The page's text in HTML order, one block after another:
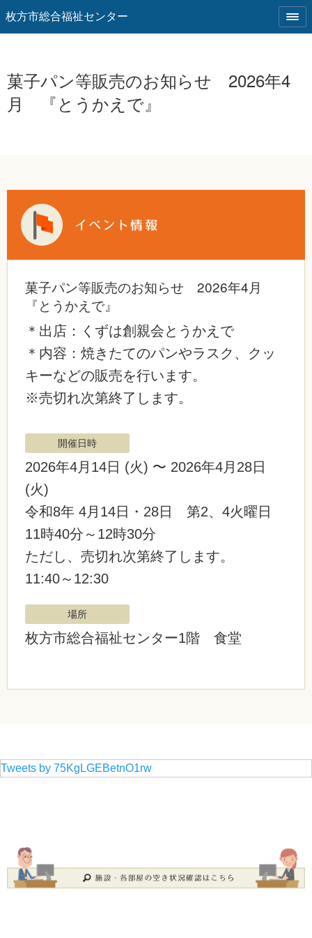
枚方市総合福祉センター
菓子パン等販売のお知らせ 2026年4
月 『とうかえで』
菓子パン等販売のお知らせ 2026年4月
『とうかえで』
＊出店：くずは創親会とうかえで
＊内容：焼きたてのパンやラスク、クッ
キーなどの販売を行います。
※売切れ次第終了します。
開催日時
2026年4月14日 (火) 〜 2026年4月28日
(火)
令和8年 4月14日・28日 第2、4火曜日
11時40分～12時30分
ただし、売切れ次第終了します。
11:40～12:30
場所
枚方市総合福祉センター1階 食堂
Tweets by 75KgLGEBetnO1rw